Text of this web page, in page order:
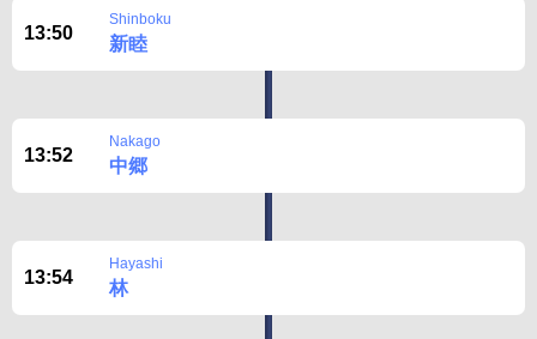
13:50
Shinboku
新睦
13:52
Nakago
中郷
13:54
Hayashi
林